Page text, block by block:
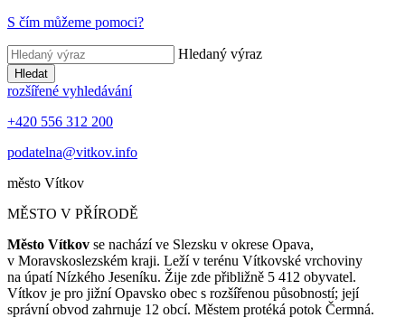
S čím můžeme pomoci?
Hledaný výraz
Hledat
rozšířené vyhledávání
+420 556 312 200
podatelna@vitkov.info
město Vítkov
MĚSTO V PŘÍRODĚ
Město Vítkov se nachází ve Slezsku v okrese Opava,
v Moravskoslezském kraji. Leží v terénu Vítkovské vrchoviny
na úpatí Nízkého Jeseníku. Žije zde přibližně 5 412 obyvatel.
Vítkov je pro jižní Opavsko obec s rozšířenou působností; její
správní obvod zahrnuje 12 obcí. Městem protéká potok Čermná.